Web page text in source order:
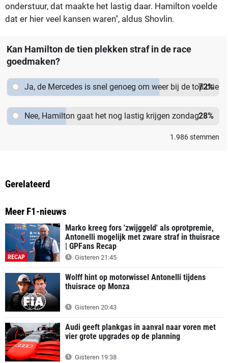
onderstuur, dat maakte het lastig daar. Hamilton voelde
dat er hier veel kansen waren", aldus Shovlin.
Kan Hamilton de tien plekken straf in de race
goedmaken?
Ja, de Mercedes is snel genoeg om weer bij de top drie
72%
Nee, Hamilton gaat het nog lastig krijgen zondag28%
1.986stemmen
Gerelateerd
Meer F1-nieuws
RECAP
Marko kreeg fors 'zwijggeld' als oprotpremie,
Antonelli mogelijk met zware straf in thuisrace
| GPFans Recap
Gisteren 21:45
Wolff hint op motorwissel Antonelli tijdens
thuisrace op Monza
Gisteren 20:43
Audi geeft plankgas in aanval naar voren met
vier grote upgrades op de planning
Gisteren 19:38